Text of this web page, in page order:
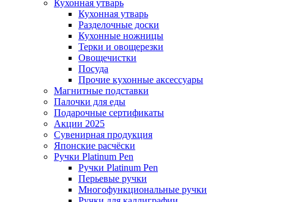
Кухонная утварь
Кухонная утварь
Разделочные доски
Кухонные ножницы
Терки и овощерезки
Овощечистки
Посуда
Прочие кухонные аксессуары
Магнитные подставки
Палочки для еды
Подарочные сертификаты
Акции 2025
Сувенирная продукция
Японские расчёски
Ручки Platinum Pen
Ручки Platinum Pen
Перьевые ручки
Многофункциональные ручки